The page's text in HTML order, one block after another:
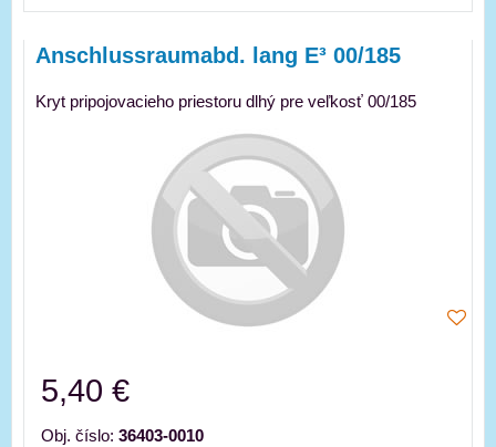
Anschlussraumabd. lang E³ 00/185
Kryt pripojovacieho priestoru dlhý pre veľkosť 00/185
5,40 €
Obj. číslo: 36403-0010